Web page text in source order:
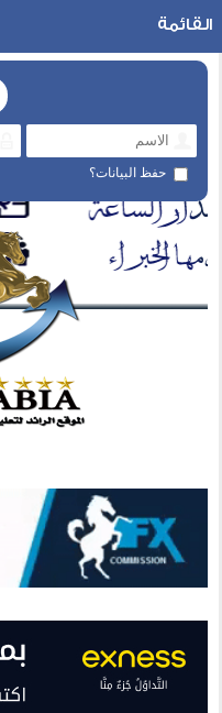
حفظ البيانات؟
القائمة